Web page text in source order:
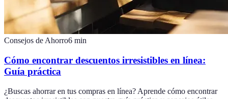
Consejos de Ahorro6 min
Cómo encontrar descuentos irresistibles en línea:
Guía práctica
¿Buscas ahorrar en tus compras en línea? Aprende cómo encontrar